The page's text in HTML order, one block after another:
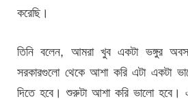
করেছি।
তিনি বলেন, আমরা খুব একটা ভঙ্গুর
সরকারগুলো থেকে আশা করি এটা একটা
দিতে হবে। শুরুটা আশা করি ভালো হবে।